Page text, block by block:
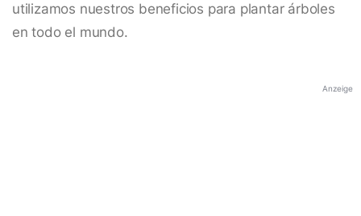
utilizamos nuestros beneficios para plantar árboles
en todo el mundo.
Anzeige